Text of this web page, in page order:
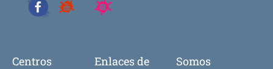
Centros
Enlaces de
Somos